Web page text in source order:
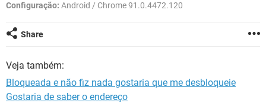
Configuração: Android / Chrome 91.0.4472.120
Share
Veja também:
Bloqueada e não fiz nada gostaria que me desbloqueie
Gostaria de saber o endereço